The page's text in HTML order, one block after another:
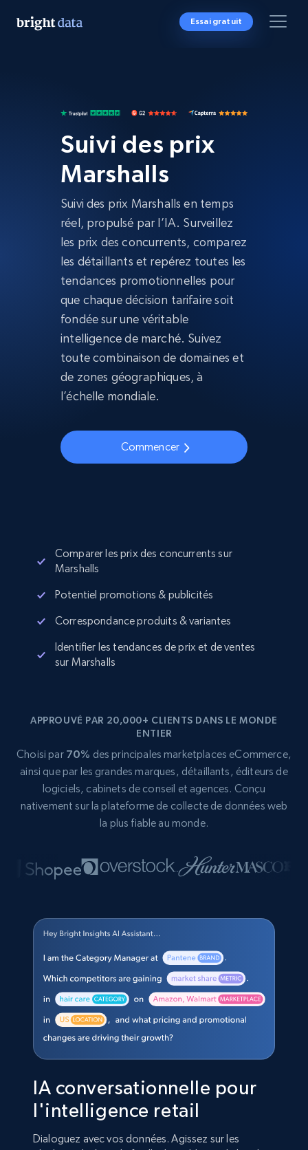
Essai gratuit
Suivi des prix
Marshalls
Suivi des prix Marshalls en temps
réel, propulsé par l’IA. Surveillez
les prix des concurrents, comparez
les détaillants et repérez toutes les
tendances promotionnelles pour
que chaque décision tarifaire soit
fondée sur une véritable
intelligence de marché. Suivez
toute combinaison de domaines et
de zones géographiques, à
l’échelle mondiale.
Commencer
Comparer les prix des concurrents sur
Marshalls
Potentiel promotions & publicités
Correspondance produits & variantes
Identifier les tendances de prix et de ventes
sur Marshalls
APPROUVÉ PAR 20,000+ CLIENTS DANS LE MONDE
ENTIER
Choisi par 70% des principales marketplaces eCommerce,
ainsi que par les grandes marques, détaillants, éditeurs de
logiciels, cabinets de conseil et agences. Conçu
nativement sur la plateforme de collecte de données web
la plus fiable au monde.
IA conversationnelle pour
l'intelligence retail
Dialoguez avec vos données. Agissez sur les